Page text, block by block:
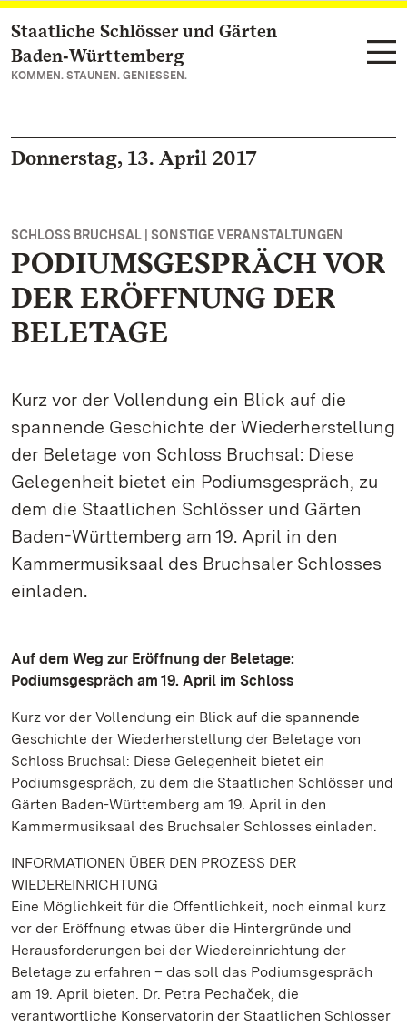
Zum Hauptinhalt springen
Staatliche Schlösser und Gärten
Baden‑Württemberg
KOMMEN. STAUNEN. GENIESSEN.
Donnerstag, 13. April 2017
SCHLOSS BRUCHSAL | SONSTIGE VERANSTALTUNGEN
PODIUMSGESPRÄCH VOR
DER ERÖFFNUNG DER
BELETAGE
Kurz vor der Vollendung ein Blick auf die
spannende Geschichte der Wiederherstellung
der Beletage von Schloss Bruchsal: Diese
Gelegenheit bietet ein Podiumsgespräch, zu
dem die Staatlichen Schlösser und Gärten
Baden-Württemberg am 19. April in den
Kammermusiksaal des Bruchsaler Schlosses
einladen.
Auf dem Weg zur Eröffnung der Beletage:
Podiumsgespräch am 19. April im Schloss
Kurz vor der Vollendung ein Blick auf die spannende
Geschichte der Wiederherstellung der Beletage von
Schloss Bruchsal: Diese Gelegenheit bietet ein
Podiumsgespräch, zu dem die Staatlichen Schlösser und
Gärten Baden-Württemberg am 19. April in den
Kammermusiksaal des Bruchsaler Schlosses einladen.
INFORMATIONEN ÜBER DEN PROZESS DER
WIEDEREINRICHTUNG
Eine Möglichkeit für die Öffentlichkeit, noch einmal kurz
vor der Eröffnung etwas über die Hintergründe und
Herausforderungen bei der Wiedereinrichtung der
Beletage zu erfahren – das soll das Podiumsgespräch
am 19. April bieten. Dr. Petra Pechaček, die
verantwortliche Konservatorin der Staatlichen Schlösser